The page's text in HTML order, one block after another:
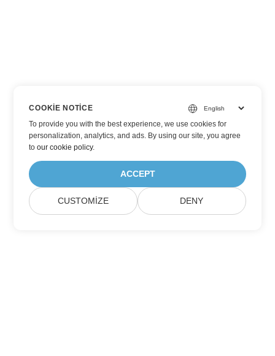
COOKIE NOTICE
To provide you with the best experience, we use cookies for
personalization, analytics, and ads. By using our site, you agree
toour cookie policy.
ACCEPT
CUSTOMIZE DENY